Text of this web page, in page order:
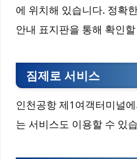
에 위치해 있습니다. 정확
안내 표지판을 통해 확인
짐제로 서비스
인천공항 제1여객터미널에
는 서비스도 이용할 수 있